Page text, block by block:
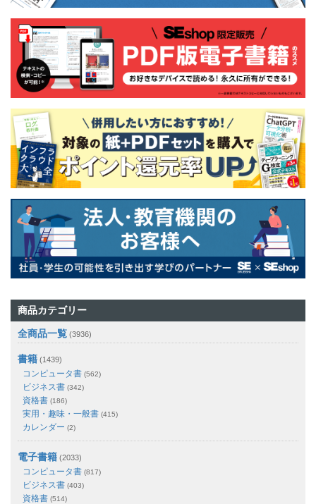
商品カテゴリー
全商品一覧 (3936)
書籍 (1439)
コンピュータ書 (562)
ビジネス書 (342)
資格書 (186)
実用・趣味・一般書 (415)
カレンダー (2)
電子書籍 (2033)
コンピュータ書 (817)
ビジネス書 (403)
資格書 (514)